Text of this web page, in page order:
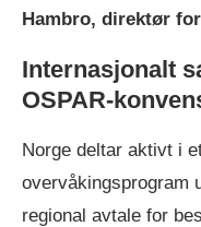
Hambro, direktør
Internasjonalt
OSPAR-
Norge deltar aktivt i
overvåkingsprogram
regional avtale for